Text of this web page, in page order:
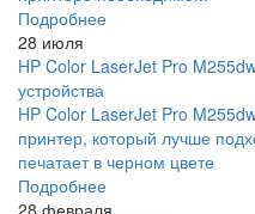
Подробнее
28 июля
HP Color LaserJet Pro
устройства
HP Color LaserJet Pro
принтер, который лучше
печатает в черном цвете
Подробнее